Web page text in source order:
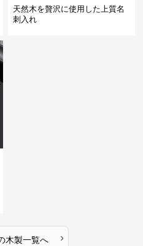
天然木を贅沢に使用した上質名
刺入れ
木製一覧へ ›